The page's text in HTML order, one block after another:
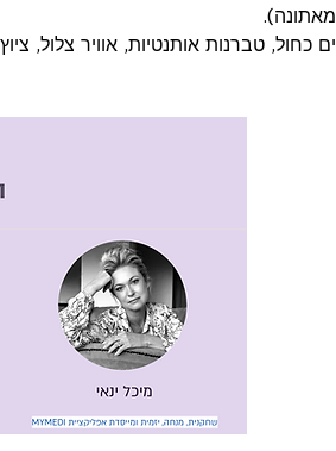
מאתונה).
ים כחול, טברנות אותנטיות, אוויר צלול,